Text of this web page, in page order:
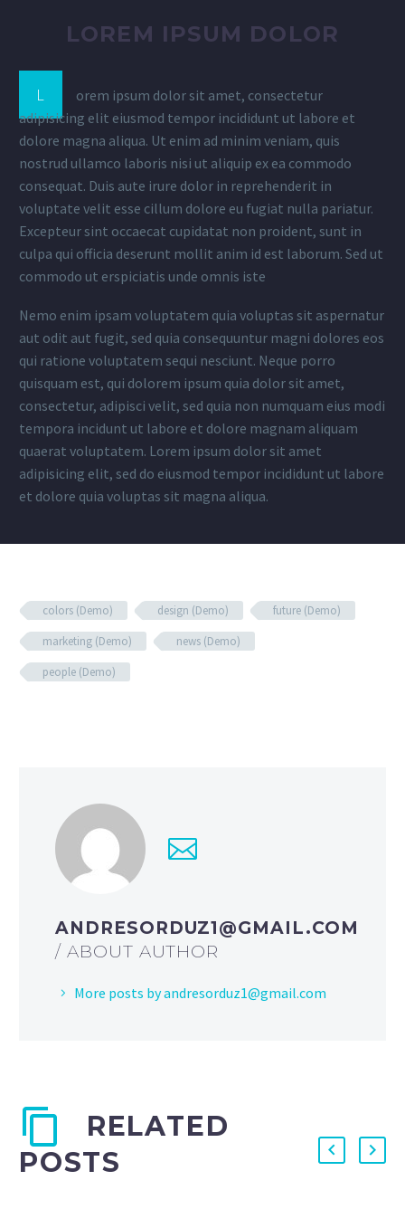
LOREM IPSUM DOLOR
L
orem ipsum dolor sit amet, consectetur
adipisicing elit eiusmod tempor incididunt ut labore et
dolore magna aliqua. Ut enim ad minim veniam, quis
nostrud ullamco laboris nisi ut aliquip ex ea commodo
consequat. Duis aute irure dolor in reprehenderit in
voluptate velit esse cillum dolore eu fugiat nulla pariatur.
Excepteur sint occaecat cupidatat non proident, sunt in
culpa qui officia deserunt mollit anim id est laborum. Sed ut
commodo ut erspiciatis unde omnis iste
Nemo enim ipsam voluptatem quia voluptas sit aspernatur
aut odit aut fugit, sed quia consequuntur magni dolores eos
qui ratione voluptatem sequi nesciunt. Neque porro
quisquam est, qui dolorem ipsum quia dolor sit amet,
consectetur, adipisci velit, sed quia non numquam eius modi
tempora incidunt ut labore et dolore magnam aliquam
quaerat voluptatem. Lorem ipsum dolor sit amet
adipisicing elit, sed do eiusmod tempor incididunt ut labore
et dolore quia voluptas sit magna aliqua.
colors (Demo) design (Demo)
future (Demo)
marketing (Demo)
news (Demo)
people (Demo)
ANDRESORDUZ1@GMAIL.COM
/ ABOUT AUTHOR
More posts by andresorduz1@gmail.com
RELATED
POSTS